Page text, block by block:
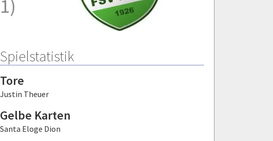
1)
Spielstatistik
Tore
Justin Theuer
Gelbe Karten
Santa Eloge Dion